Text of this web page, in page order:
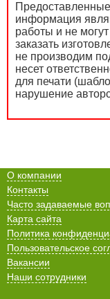
информация
работы и не
заказать
не производим
несет
для печати
нарушение
О компании
Контакты
Часто задаваемые
Карта сайта
Политика
Пользовательское
Вакансии
Наши сотрудники